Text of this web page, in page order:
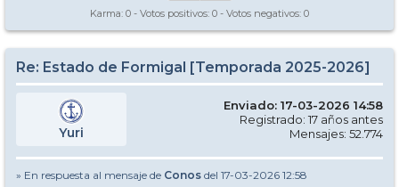
Karma: 0 - Votos positivos: 0 - Votos negativos: 0
Re: Estado de Formigal [Temporada 2025-2026]
Yuri
Enviado: 17-03-2026 14:58
Registrado: 17 años antes
Mensajes: 52.774
» En respuesta al mensaje de Conos del 17-03-2026 12:58